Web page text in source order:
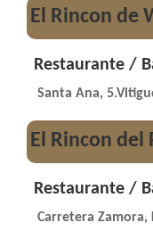
El Rincon de
Restaurante /
Santa Ana,
El Rincon del
Restaurante /
Carretera Zamora,